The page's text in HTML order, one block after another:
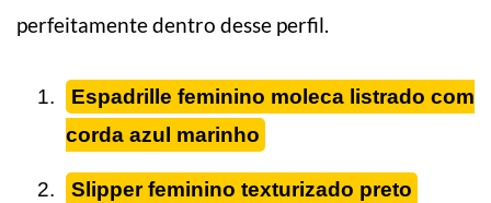
perfeitamente dentro desse perfil.
Espadrille feminino moleca listrado com
corda azul marinho
Slipper feminino texturizado preto